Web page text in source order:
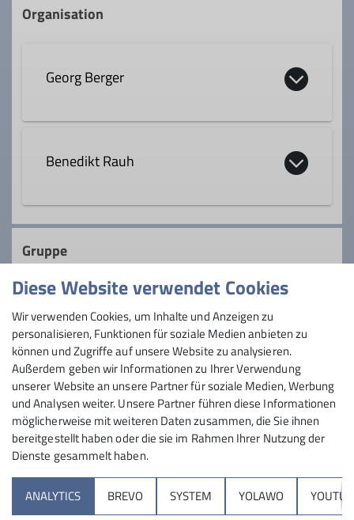
Organisation
Georg Berger
Qualifikationen
Trainer*in C Skibergsteigen
Ämter
Jugendleiter Ausbildungsreferent
Benedikt Rauh
0160 - 93636345
benedikt.rauh@dav-sc.de
Qualifikationen
Jugendleiter*in
Ämter
Jugendreferent
Gruppe
Jungmannschaft
Du hast Lust auf Klettern, Skifahren,
Slacklinen und Kajak fahren? Oder doch
lieber Wandern, in der Kletterhalle chillen
und einfach eine gute Zeit haben? Dann
bist Du bei uns genau richtig!
Details
Programm
Diese Website verwendet Cookies
Wir verwenden Cookies, um Inhalte und Anzeigen zu
personalisieren, Funktionen für soziale Medien anbieten zu
können und Zugriffe auf unsere Website zu analysieren.
Außerdem geben wir Informationen zu Ihrer Verwendung
unserer Website an unsere Partner für soziale Medien, Werbung
und Analysen weiter. Unsere Partner führen diese Informationen
möglicherweise mit weiteren Daten zusammen, die Sie ihnen
bereitgestellt haben oder die sie im Rahmen Ihrer Nutzung der
Dienste gesammelt haben.
ANALYTICS BREVO SYSTEM YOLAWO